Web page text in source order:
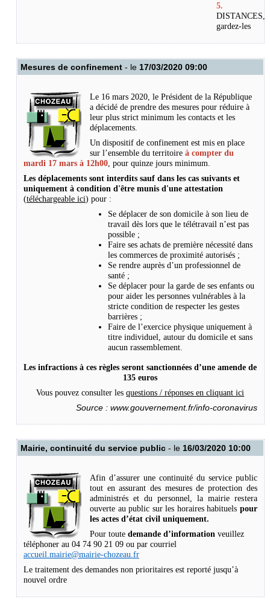
5.
DISTANCES,
gardez-les
Mesures de confinement - le 17/03/2020 09:00
Le 16 mars 2020, le Président de la République
a décidé de prendre des mesures pour réduire à
leur plus strict minimum les contacts et les
déplacements.
Un dispositif de confinement est mis en place
sur l’ensemble du territoire à compter du
mardi 17 mars à 12h00 , pour quinze jours minimum.
Les déplacements sont interdits sauf dans les cas suivants et
uniquement à condition d'être munis d'une attestation
(téléchargeable ici) pour :
Se déplacer de son domicile à son lieu de
travail dès lors que le télétravail n’est pas
possible ;
Faire ses achats de première nécessité dans
les commerces de proximité autorisés ;
Se rendre auprès d’un professionnel de
santé ;
Se déplacer pour la garde de ses enfants ou
pour aider les personnes vulnérables à la
stricte condition de respecter les gestes
barrières ;
Faire de l’exercice physique uniquement à
titre individuel, autour du domicile et sans
aucun rassemblement.
Les infractions à ces règles seront sanctionnées d’une amende de
135 euros
Vous pouvez consulter lesquestions / réponses en cliquant ici
Source : www.gouvernement.fr/info-coronavirus
Mairie, continuité du service public - le 16/03/2020 10:00
Afin d’assurer une continuité du service public
tout en assurant des mesures de protection des
administrés et du personnel, la mairie restera
ouverte au public sur les horaires habituels pour
les actes d’état civil uniquement.
Pour toute demande d’information veuillez
téléphoner au 04 74 90 21 09 ou par courriel
accueil.mairie@mairie-chozeau.fr
Le traitement des demandes non prioritaires est reporté jusqu’à
nouvel ordre